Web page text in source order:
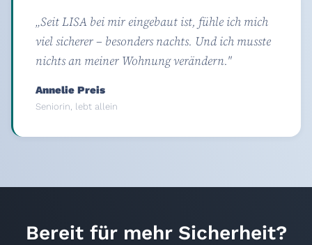
„Seit LISA bei mir eingebaut ist, fühle ich mich
viel sicherer – besonders nachts. Und ich musste
nichts an meiner Wohnung verändern."
Annelie Preis
Seniorin, lebt allein
Bereit für mehr Sicherheit?